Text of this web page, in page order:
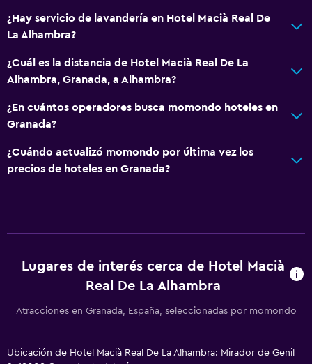
Papeleras
Baño
Secador de pelo
Bañera al aire libre
Baño público
Baño privado
Tina de baño
Papel higiénico
Piscina y spa
¿Hay servicio de lavandería en Hotel Macià Real De
La Alhambra?
¿Cuál es la distancia de Hotel Macià Real De La
Alhambra, Granada, a Alhambra?
¿En cuántos operadores busca momondo hoteles en
Granada?
¿Cuándo actualizó momondo por última vez los
precios de hoteles en Granada?
Lugares de interés cerca de Hotel Macià
Real De La Alhambra
Atracciones en Granada, España, seleccionadas por momondo
Ubicación de Hotel Macià Real De La Alhambra: Mirador de Genil